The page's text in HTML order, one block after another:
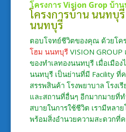
โครงการ Vision Grop บ้า
โครงการบ้าน นนทบุรี
นนทบุรี
ตอบโจทย์ชีวิตของคุณ ด้วยโค
โฮม นนทบุรีVISION GROUP
ของทำเลทองนนทบุรี เมื่อเมือ
นนทบุรี เป็นย่านที่มี Facility ที่
สรรพสินค้า โรงพยาบาล โรงเ
และสถานที่อื่นๆ อีกมากมายที่ท
สบายในการใช้ชีวิต เรามีหลาย
พร้อมสิ่งอำนวยความสะดวกที่